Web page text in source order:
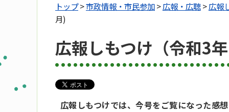
トップ>市政情報・市民参加>広報・広聴>広報
月)
広報しもつけ（令和3
広報しもつけでは、今号をご覧になった感